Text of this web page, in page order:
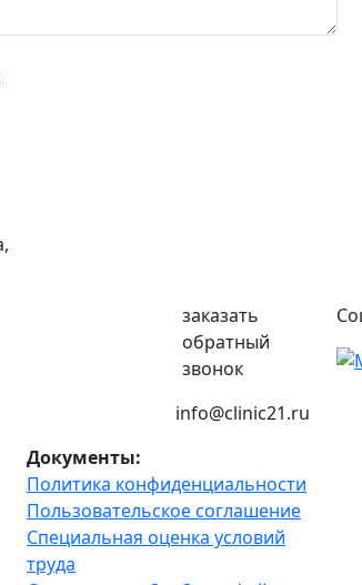
заказать
обратный
звонок
info@clinic21.ru
Документы:
Политика конфиденциальности
Пользовательское соглашение
Специальная оценка условий
труда